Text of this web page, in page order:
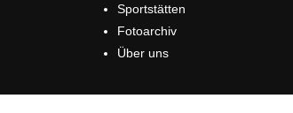
Sportstätten
Fotoarchiv
Über uns